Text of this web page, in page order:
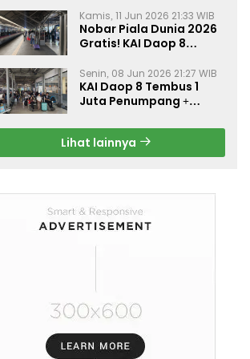
Kamis, 11 Jun 2026 21:33 WIB
Nobar Piala Dunia 2026
Gratis! KAI Daop 8
Besar di 5 Stasiun Ini
Senin, 08 Jun 2026 21:27 WIB
KAI Daop 8 Tembus 1
Juta Penumpang +
Sekolah
Lihat lainnya